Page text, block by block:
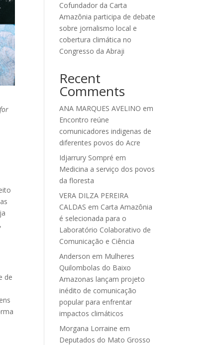
de
Cofundador da Carta
Amazônia participa de debate
sobre jornalismo local e
cobertura climática no
Congresso da Abraji
Recent
Comments
ANA MARQUES AVELINO em
Encontro reúne
comunicadores indigenas de
diferentes povos do Acre
Idjarrury Sompré em
Medicina a serviço dos povos
da floresta
VERA DILZA PEREIRA
CALDAS em Carta Amazônia
é selecionada para o
Laboratório Colaborativo de
Comunicação e Ciência
Anderson em Mulheres
Quilombolas do Baixo
Amazonas lançam projeto
inédito de comunicação
popular para enfrentar
impactos climáticos
Morgana Lorraine em
Deputados do Mato Grosso